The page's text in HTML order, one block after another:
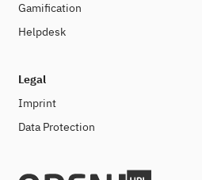
Gamification
Helpdesk
Legal
Imprint
Data Protection